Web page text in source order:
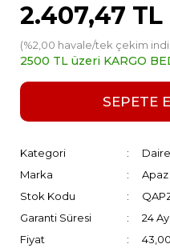
2.407,47 TL
(%2,00 havale/tek çekim
2500 TL üzeri KARGO
SEPETE
Kategori
Marka
Apaz
Stok Kodu
Garanti Süresi
24 Ay
Fiyat